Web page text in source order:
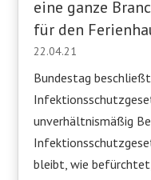
eine ganze
für den
22.04.21
Bundestag
unverhältnismäßig
bleibt, wie